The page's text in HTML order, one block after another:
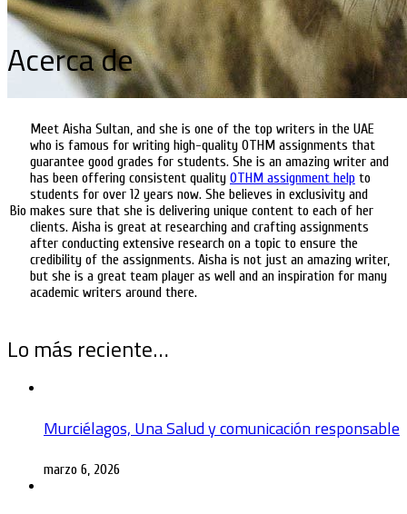
Acerca de
Bio
Meet Aisha Sultan, and she is one of the top writers in the UAE
who is famous for writing high-quality OTHM assignments that
guarantee good grades for students. She is an amazing writer and
has been offering consistent quality OTHM assignment help to
students for over 12 years now. She believes in exclusivity and
makes sure that she is delivering unique content to each of her
clients. Aisha is great at researching and crafting assignments
after conducting extensive research on a topic to ensure the
credibility of the assignments. Aisha is not just an amazing writer,
but she is a great team player as well and an inspiration for many
academic writers around there.
Lo más reciente…
Murciélagos, Una Salud y comunicación responsable
marzo 6, 2026